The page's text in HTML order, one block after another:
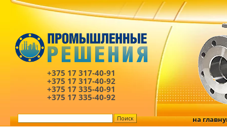
+375 17 317-40-91
+375 17 317-40-92
+375 17 335-40-91
+375 17 335-40-92
на